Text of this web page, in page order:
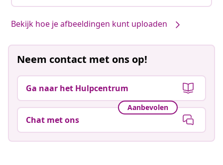
Bekijk hoe je afbeeldingen kunt uploaden
Neem contact met ons op!
Ga naar het Hulpcentrum
Aanbevolen
Chat met ons